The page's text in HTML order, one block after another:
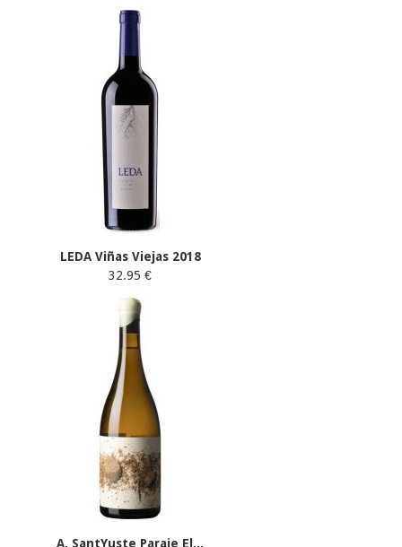
LEDA Viñas Viejas 2018
32.95 €
A. SantYuste Paraje El...